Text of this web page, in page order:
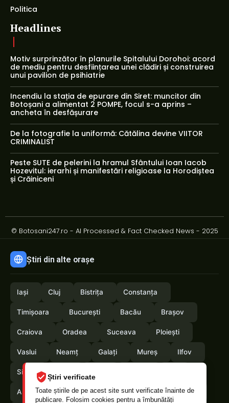
Știri verificate
Toate știrile de pe acest site sunt verificate înainte de
publicare. Folosim cookies pentru a îmbunătăți
Politica
Headlines
Motiv surprinzător în planurile Spitalului Dorohoi: acord
de mediu pentru desființarea unei clădiri și construirea
unui pavilion de psihiatrie
Incendiu la stația de epurare din Siret: muncitor din
Botoșani a alimentat 2 POMPE, focul s-a aprins –
ancheta în desfășurare
De la fotografie la uniformă: Cătălina devine VIITOR
CRIMINALIST
Peste SUTE de pelerini la hramul Sfântului Ioan Iacob
Hozevitul: ierarhi și manifestări religioase la Horodiștea
și Crăiniceni
© Botosani247.ro - AI Processed & Fact Checked News - 2025
Știri din alte orașe
Iași Cluj Bistrița Constanța
Timișoara București Bacău Brașov
Craiova Oradea Suceava Ploiești
Vaslui Neamț Galați Mureș Ilfov
Sibiu
Arges Maramures Vrancea Satumare